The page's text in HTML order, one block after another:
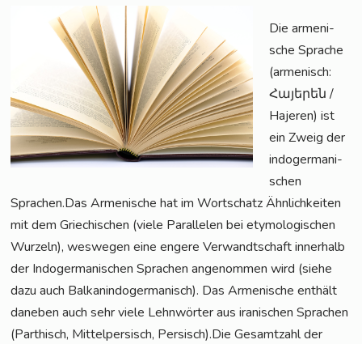
Die arme­ni­
sche Spra­che
(arme­nisch:
Հայերեն /
Haje­ren) ist
ein Zweig der
indo­ger­ma­ni­
schen
Sprachen.Das Arme­ni­sche hat im Wort­schatz Ähn­lich­kei­ten
mit dem Grie­chi­schen (vie­le Par­al­le­len bei ety­mo­lo­gi­schen
Wur­zeln), wes­we­gen eine enge­re Ver­wandt­schaft inner­halb
der Indo­ger­ma­ni­schen Spra­chen ange­nom­men wird (sie­he
dazu auch Bal­kan­in­do­ger­ma­nisch). Das Arme­ni­sche ent­hält
dane­ben auch sehr vie­le Lehn­wör­ter aus ira­ni­schen Spra­chen
(Par­t­hisch, Mit­tel­per­sisch, Persisch).Die Gesamt­zahl der